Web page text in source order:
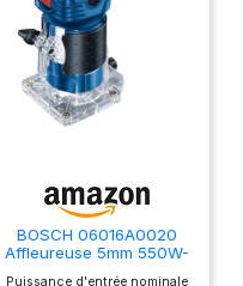
BOSCH 06016A0020
Affleureuse 5mm 550W-
Puissance d'entrée nominale